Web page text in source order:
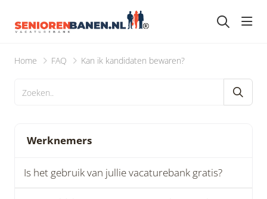
Home FAQ Kan ik kandidaten bewaren?
Werknemers
Is het gebruik van jullie vacaturebank gratis?